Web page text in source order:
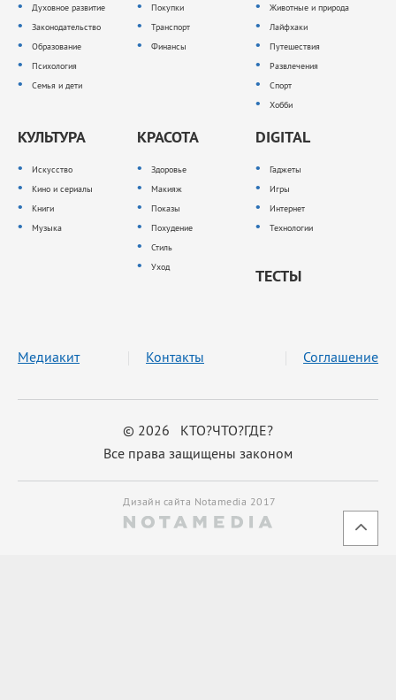
Духовное развитие
Законодательство
Образование
Психология
Семья и дети
Покупки
Транспорт
Финансы
Животные и природа
Лайфхаки
Путешествия
Развлечения
Спорт
Хобби
КУЛЬТУРА
Искусство
Кино и сериалы
Книги
Музыка
КРАСОТА
Здоровье
Макияж
Показы
Похудение
Стиль
Уход
DIGITAL
Гаджеты
Игры
Интернет
Технологии
ТЕСТЫ
© 2026 КТО?ЧТО?ГДЕ?
Все права защищены законом
Медиакит Контакты Соглашение
Дизайн сайта Notamedia 2017